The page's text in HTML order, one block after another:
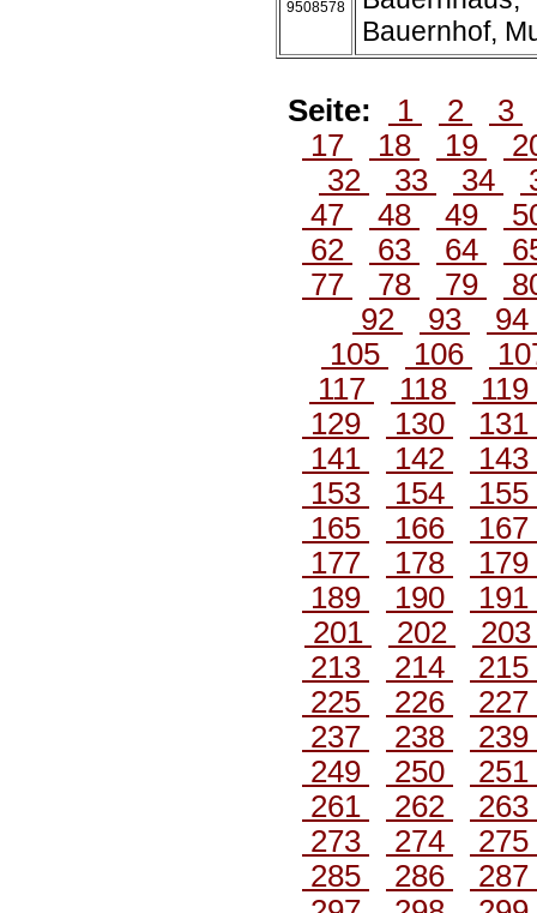
9508578
Bauernhof,
Seite: 1 2
3
17
18 19
32
33 34
47
48 49
62
63 64
77
78 79
92
93
94
105
106
117
118
119
129
130
131
141
142
143
153
154
155
165
166
167
177
178
179
189
190
191
201
202
213
214
215
225
226
227
237
238
239
249
250
251
261
262
263
273
274
275
285
286
287